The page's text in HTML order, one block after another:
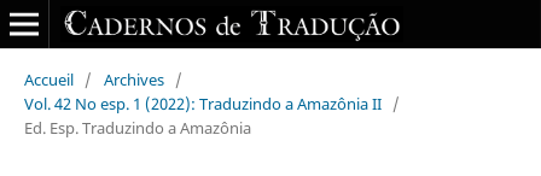
Accueil / Archives /
Vol. 42 No esp. 1 (2022): Traduzindo a Amazônia II /
Ed. Esp. Traduzindo a Amazônia